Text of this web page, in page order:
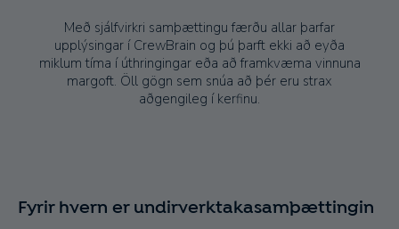
Með sjálfvirkri samþættingu færðu allar þarfar
upplýsingar í CrewBrain og þú þarft ekki að eyða
miklum tíma í úthringingar eða að framkvæma vinnuna
margoft. Öll gögn sem snúa að þér eru strax
aðgengileg í kerfinu.
Fyrir hvern er undirverktakasamþættingin